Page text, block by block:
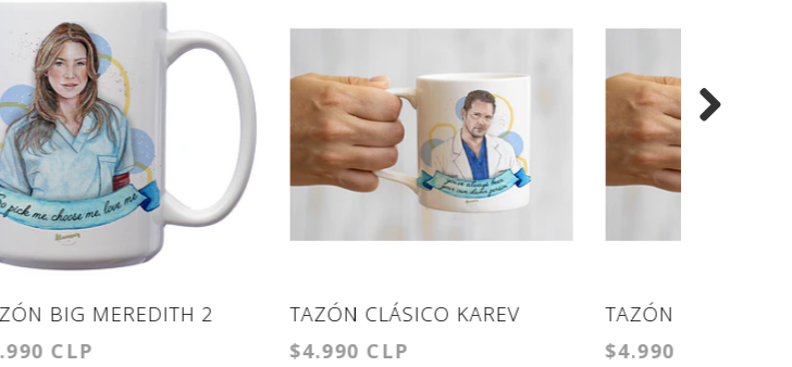
TAZÓN CLÁSICO KAREV
PERSON
$4.990 CLP
TAZÓN CLÁSICO KAREV DO
IT
$4.990 CLP